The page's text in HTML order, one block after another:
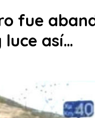
fue
así…